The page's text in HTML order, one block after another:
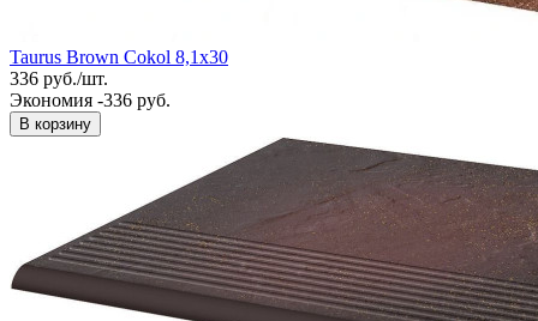
Taurus Brown Cokol 8,1x30
336 руб./шт.
Экономия -336 руб.
В корзину